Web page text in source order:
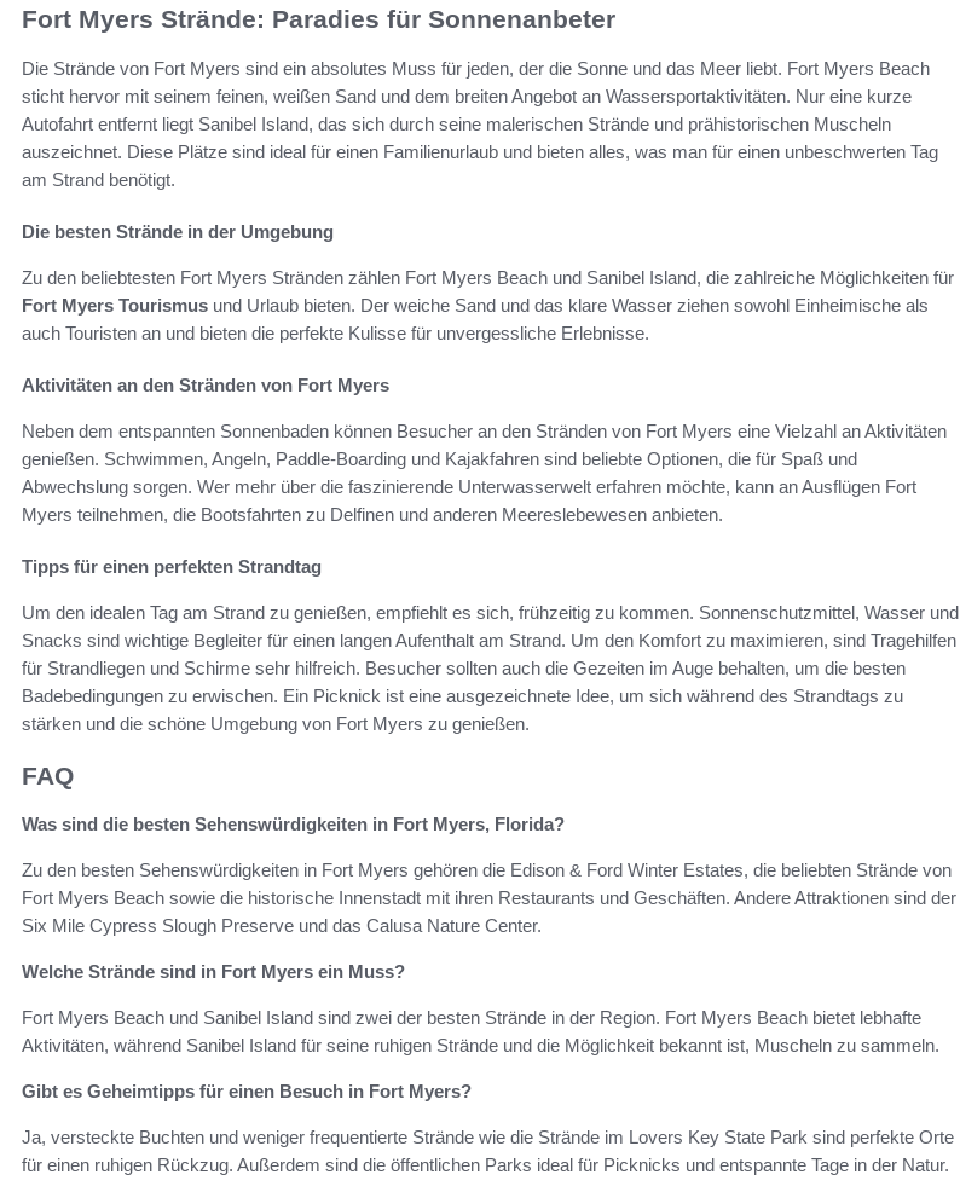
Fort Myers Strände: Paradies für Sonnenanbeter
Die Strände von Fort Myers sind ein absolutes Muss für jeden, der die Sonne und das Meer liebt. Fort Myers Beach
sticht hervor mit seinem feinen, weißen Sand und dem breiten Angebot an Wassersportaktivitäten. Nur eine kurze
Autofahrt entfernt liegt Sanibel Island, das sich durch seine malerischen Strände und prähistorischen Muscheln
auszeichnet. Diese Plätze sind ideal für einen Familienurlaub und bieten alles, was man für einen unbeschwerten Tag
am Strand benötigt.
Die besten Strände in der Umgebung
Zu den beliebtesten Fort Myers Stränden zählen Fort Myers Beach und Sanibel Island, die zahlreiche Möglichkeiten für
Fort Myers Tourismus und Urlaub bieten. Der weiche Sand und das klare Wasser ziehen sowohl Einheimische als
auch Touristen an und bieten die perfekte Kulisse für unvergessliche Erlebnisse.
Aktivitäten an den Stränden von Fort Myers
Neben dem entspannten Sonnenbaden können Besucher an den Stränden von Fort Myers eine Vielzahl an Aktivitäten
genießen. Schwimmen, Angeln, Paddle-Boarding und Kajakfahren sind beliebte Optionen, die für Spaß und
Abwechslung sorgen. Wer mehr über die faszinierende Unterwasserwelt erfahren möchte, kann an Ausflügen Fort
Myers teilnehmen, die Bootsfahrten zu Delfinen und anderen Meereslebewesen anbieten.
Tipps für einen perfekten Strandtag
Um den idealen Tag am Strand zu genießen, empfiehlt es sich, frühzeitig zu kommen. Sonnenschutzmittel, Wasser und
Snacks sind wichtige Begleiter für einen langen Aufenthalt am Strand. Um den Komfort zu maximieren, sind Tragehilfen
für Strandliegen und Schirme sehr hilfreich. Besucher sollten auch die Gezeiten im Auge behalten, um die besten
Badebedingungen zu erwischen. Ein Picknick ist eine ausgezeichnete Idee, um sich während des Strandtags zu
stärken und die schöne Umgebung von Fort Myers zu genießen.
FAQ
Was sind die besten Sehenswürdigkeiten in Fort Myers, Florida?
Zu den besten Sehenswürdigkeiten in Fort Myers gehören die Edison & Ford Winter Estates, die beliebten Strände von
Fort Myers Beach sowie die historische Innenstadt mit ihren Restaurants und Geschäften. Andere Attraktionen sind der
Six Mile Cypress Slough Preserve und das Calusa Nature Center.
Welche Strände sind in Fort Myers ein Muss?
Fort Myers Beach und Sanibel Island sind zwei der besten Strände in der Region. Fort Myers Beach bietet lebhafte
Aktivitäten, während Sanibel Island für seine ruhigen Strände und die Möglichkeit bekannt ist, Muscheln zu sammeln.
Gibt es Geheimtipps für einen Besuch in Fort Myers?
Ja, versteckte Buchten und weniger frequentierte Strände wie die Strände im Lovers Key State Park sind perfekte Orte
für einen ruhigen Rückzug. Außerdem sind die öffentlichen Parks ideal für Picknicks und entspannte Tage in der Natur.